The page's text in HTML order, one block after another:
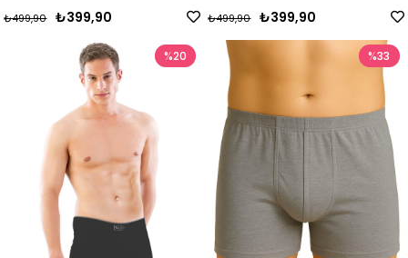
₺399,90
₺499,90 ₺399,90
₺499,90
%20 %33